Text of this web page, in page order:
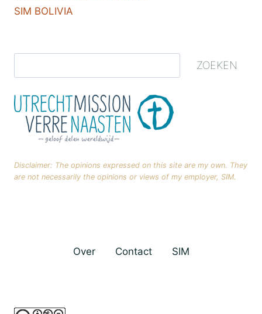
SIM BOLIVIA
ZOEKEN
Disclaimer: The opinions expressed on this site are my own. They
are not necessarily the opinions or views of my employer, SIM.
Over Contact SIM